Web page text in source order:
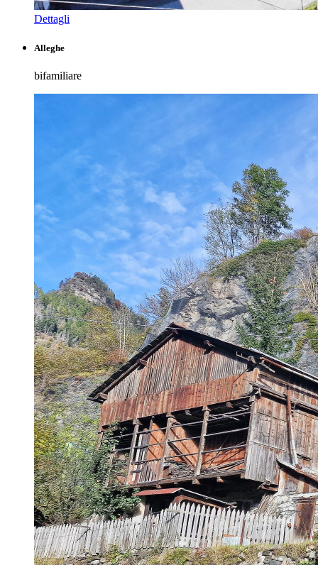
Dettagli
Alleghe
bifamiliare